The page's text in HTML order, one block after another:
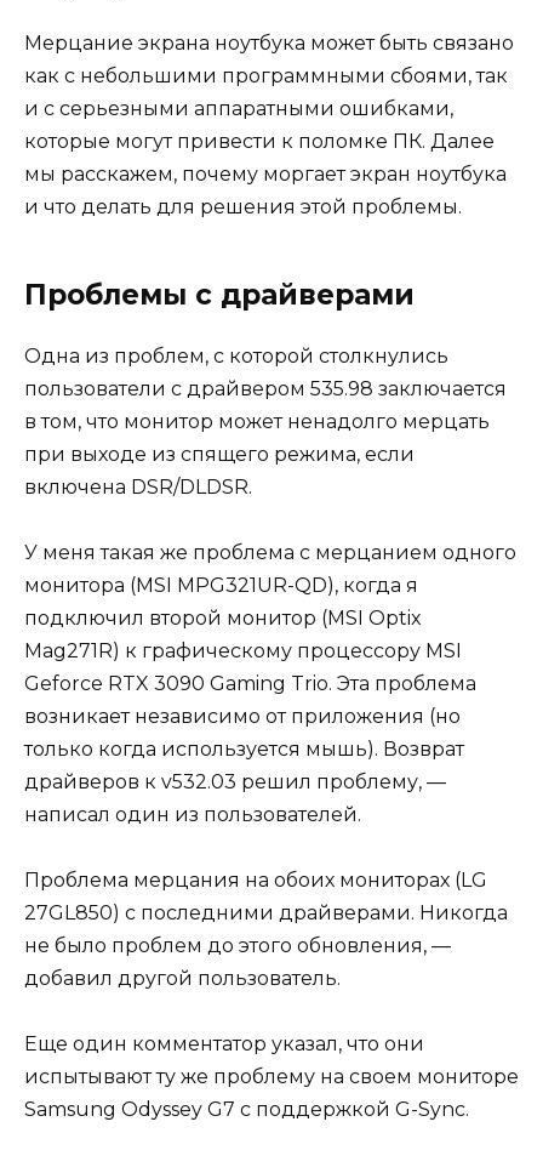
Мерцание экрана ноутбука может быть связано
как с небольшими программными сбоями, так
и с серьезными аппаратными ошибками,
которые могут привести к поломке ПК. Далее
мы расскажем, почему моргает экран ноутбука
и что делать для решения этой проблемы.
Проблемы с драйверами
Одна из проблем, с которой столкнулись
пользователи с драйвером 535.98 заключается
в том, что монитор может ненадолго мерцать
при выходе из спящего режима, если
включена DSR/DLDSR.
У меня такая же проблема с мерцанием одного
монитора (MSI MPG321UR-QD), когда я
подключил второй монитор (MSI Optix
Mag271R) к графическому процессору MSI
Geforce RTX 3090 Gaming Trio. Эта проблема
возникает независимо от приложения (но
только когда используется мышь). Возврат
драйверов к v532.03 решил проблему, —
написал один из пользователей.
Проблема мерцания на обоих мониторах (LG
27GL850) с последними драйверами. Никогда
не было проблем до этого обновления, —
добавил другой пользователь.
Еще один комментатор указал, что они
испытывают ту же проблему на своем мониторе
Samsung Odyssey G7 с поддержкой G-Sync.